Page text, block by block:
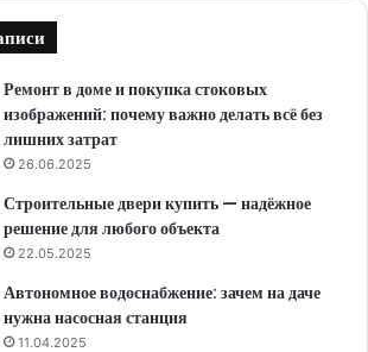
Ремонт в доме и покупка стоковых
изображений: почему важно делать всё без
лишних затрат
26.06.2025
Строительные двери купить — надёжное
решение для любого объекта
22.05.2025
Автономное водоснабжение: зачем на даче
нужна насосная станция
11.04.2025